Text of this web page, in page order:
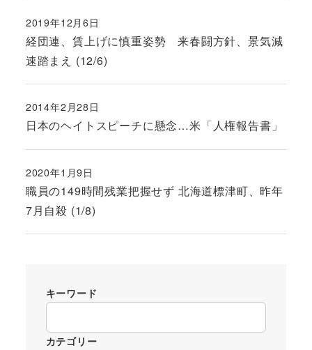
経団連、賃上げに慎重姿勢 来春闘方針、景気減
速踏まえ (12/6)
投稿日
2019年12月6日
日本のヘイトスピーチに懸念…米「人権報告書」
投稿日
2014年2月28日
職員の149時間残業把握せず 北海道標津町、昨年
7月自殺 (1/8)
投稿日
2020年1月9日
キーワード
カテゴリー